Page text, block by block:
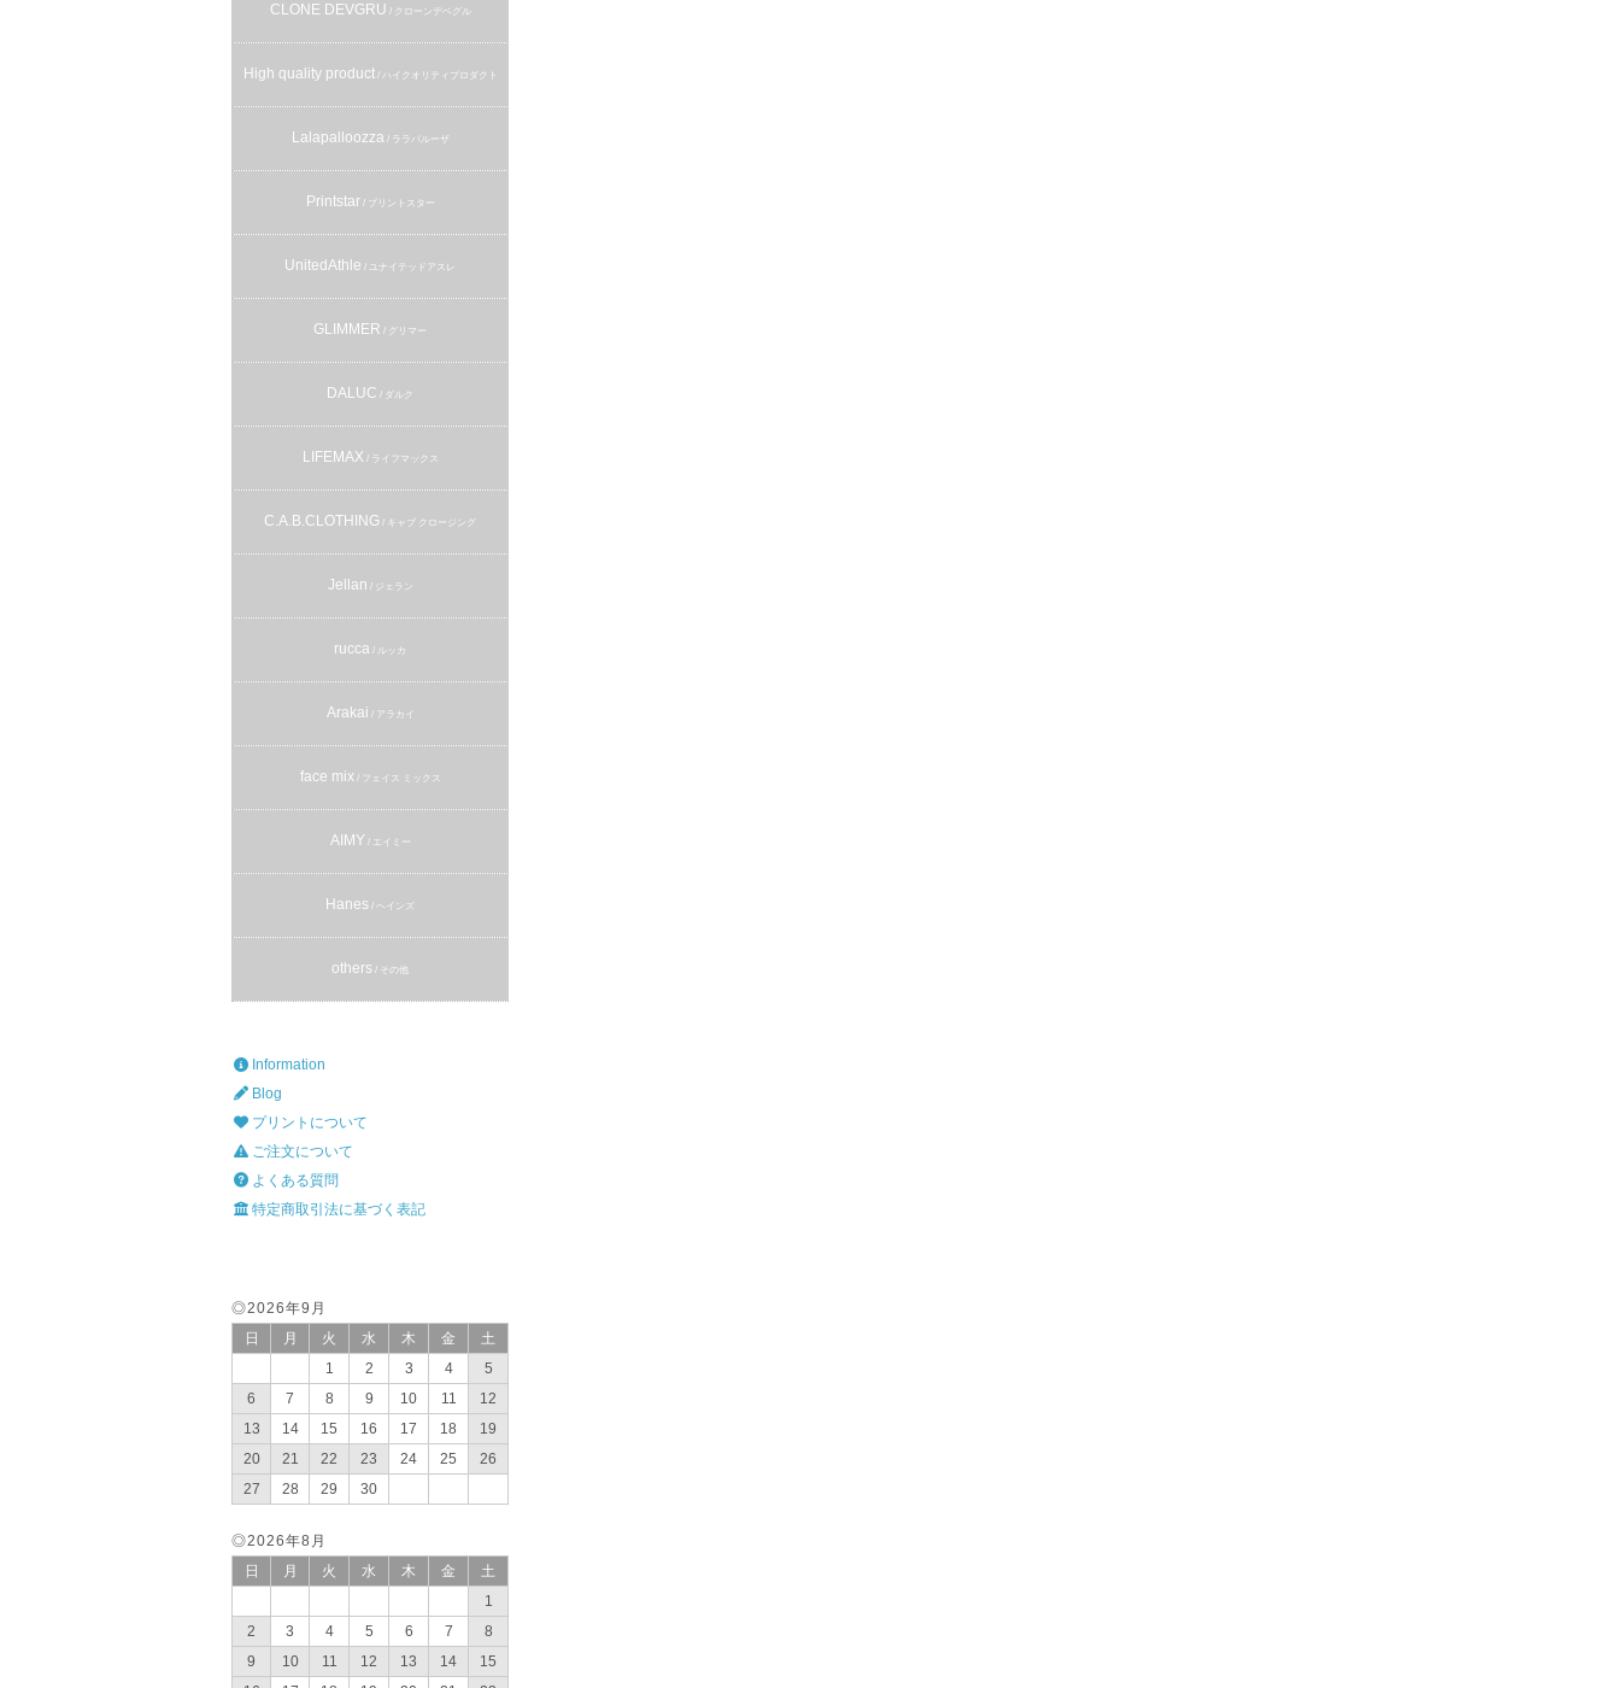
CLONE DEVGRU / クローンデベグル
High quality product/ ハイクオリティプロダクト
Lalapalloozza/ ララパルーザ
Printstar / プリントスター
UnitedAthle / ユナイテッドアスレ
GLIMMER / グリマー
DALUC / ダルク
LIFEMAX / ライフマックス
C.A.B.CLOTHING / キャブ クロージング
Jellan / ジェラン
rucca / ルッカ
Arakai / アラカイ
face mix/ フェイス ミックス
AIMY / エイミー
Hanes / ヘインズ
others / その他
Information
Blog
プリントについて
ご注文について
よくある質問
特定商取引法に基づく表記
◎2026年9月
日
月 火 水 木 金
土
1
2 3 4
5
6
7 8 9 10 11
12
13
14 15 16 17 18
19
20
21 22 23 24 25
26
27
28 29 30
◎2026年8月
日
月 火 水 木 金
土
1
2
3 4 5 6 7
8
9
10 11 12 13 14
15